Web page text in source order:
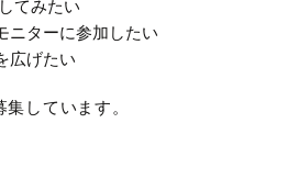
てみたい
ニターに参加したい
広げたい
しています。